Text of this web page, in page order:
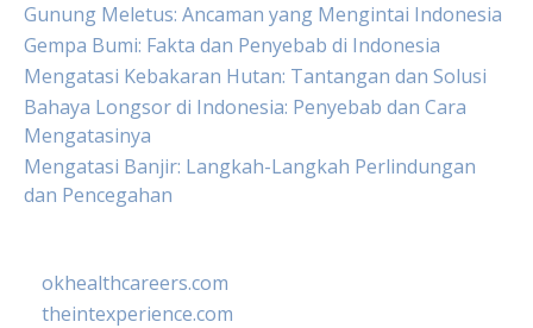
Gunung Meletus: Ancaman yang Mengintai Indonesia
Gempa Bumi: Fakta dan Penyebab di Indonesia
Mengatasi Kebakaran Hutan: Tantangan dan Solusi
Bahaya Longsor di Indonesia: Penyebab dan Cara
Mengatasinya
Mengatasi Banjir: Langkah-Langkah Perlindungan
dan Pencegahan
okhealthcareers.com
theintexperience.com